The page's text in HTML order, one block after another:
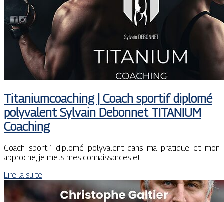
Titanium­coa­ching | Coach sportif diplomé
polyvalent Sylvain Debonnet TITANIUM
Coaching
Coach sportif diplomé polyvalent dans ma pratique et mon
approche, je mets mes connaissances et…
Lire la suite